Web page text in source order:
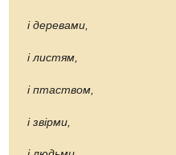
і деревами,
і листям,
і птаством,
і звірми,